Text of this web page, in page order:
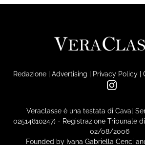
Redazione| Advertising | Privacy Policy|
Veraclasse è una testata di Caval
02514810247) - Registrazione Tribunale
02/08/2006
Founded by Ivana Gabriella Cenci